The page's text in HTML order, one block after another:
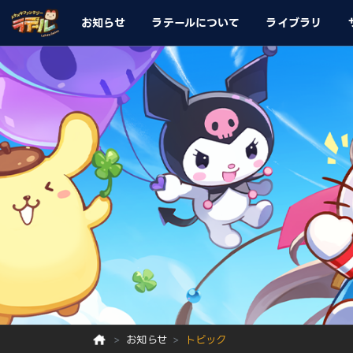
お知らせ ラテールについて ライブラリ
お知らせ トピック